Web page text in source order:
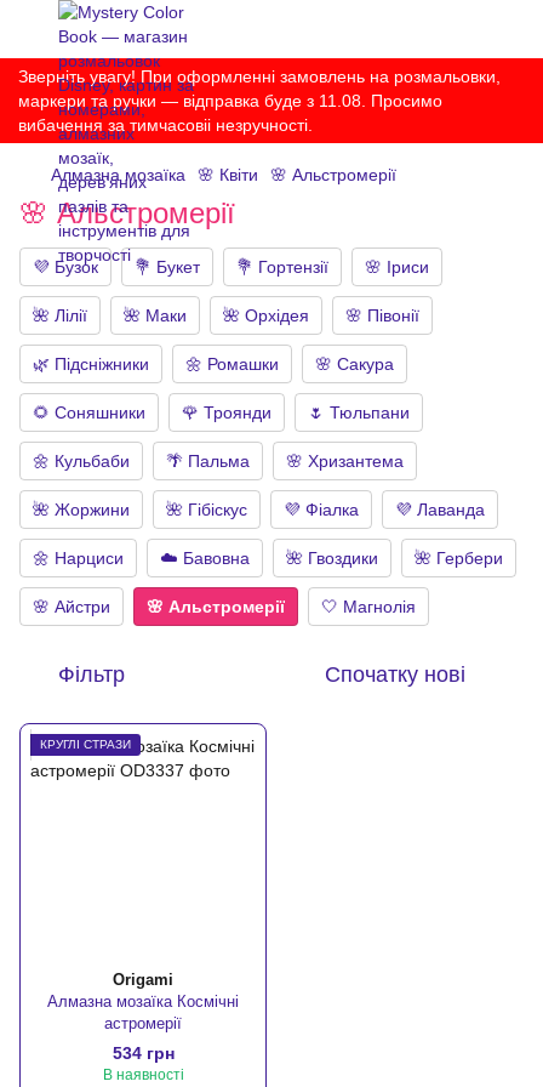
Зверніть увагу! При оформленні замовлень на розмальовки,
маркери та ручки — відправка буде з 11.08. Просимо
вибачення за тимчасовіі незручності.
Алмазна мозаїка 🌸 Квіти 🌸 Альстромерії
🌸 Альстромерії
💜 Бузок 💐 Букет 💐 Гортензії 🌸 Іриси
🌺 Лілії 🌺 Маки 🌺 Орхідея 🌸 Півонії
🌿 Підсніжники 🌼 Ромашки 🌸 Сакура
🌻 Соняшники 🌹 Троянди 🌷 Тюльпани
🌼 Кульбаби 🌴 Пальма 🌸 Хризантема
🌺 Жоржини 🌺 Гібіскус 💜 Фіалка 💜 Лаванда
🌼 Нарциси ☁️ Бавовна 🌺 Гвоздики 🌺 Гербери
🌸 Айстри 🌸 Альстромерії 🤍 Магнолія
Фільтр Спочатку нові
КРУГЛІ СТРАЗИ
Origami
Алмазна мозаїка Космічні
астромерії
534 грн
В наявності